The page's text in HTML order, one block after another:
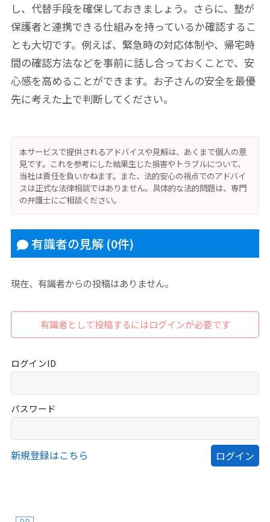
し、代替手段を確保しておきましょう。さらに、塾が
保護者と連携できる仕組みを持っているか確認するこ
とも大切です。例えば、緊急時の対応体制や、帰宅時
間の確認方法などを事前に話し合っておくことで、安
心感を高めることができます。お子さんの安全を最優
先に考えた上で判断してください。
本サービスで提供されるアドバイスや見解は、あくまで個人の意
見です。これを参考にした結果生じた損害やトラブルについて、
当社は責任を負いかねます。また、法的安心の視点でのアドバイ
スは正式な法律相談ではありません。具体的な法的問題は、専門
の弁護士にご相談ください。
有識者の見解 (0件)
現在、有識者からの投稿はありません。
有識者として投稿するにはログインが必要です
ログインID
パスワード
新規登録はこちら